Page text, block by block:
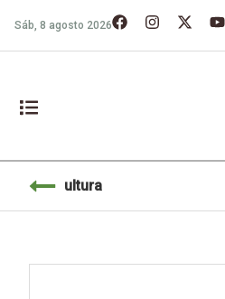
Sáb, 8 agosto 2026
Agricultura